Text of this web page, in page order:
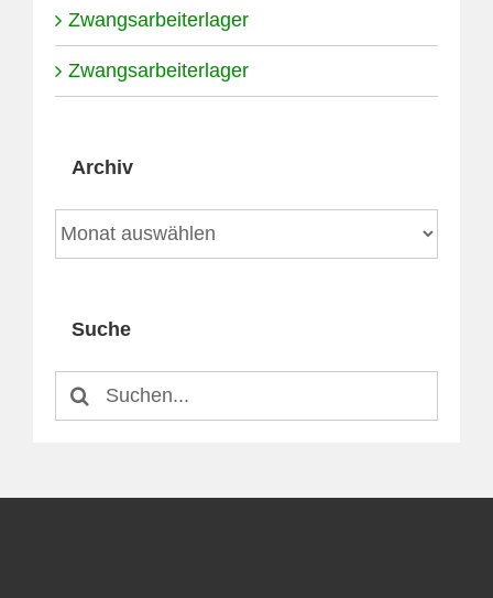
Zwangsarbeiterlager
Zwangsarbeiterlager
Archiv
Suche
Suche
nach: